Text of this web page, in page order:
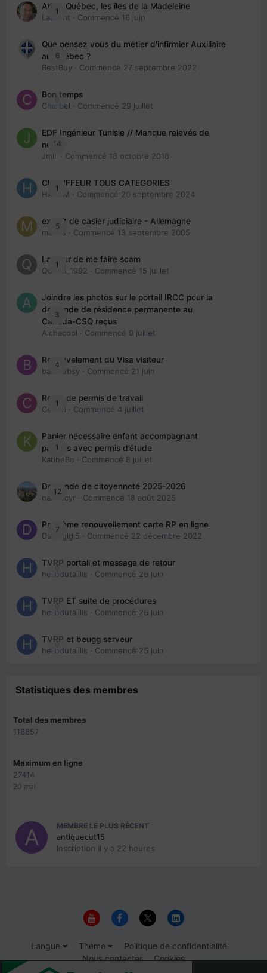
1
Arte : Québec, les îles de la Madeleine
Laurent · Commencé 16 juin
6
Que pensez vous du métier d'infirmier Auxiliaire
au Québec ?
BestBuy · Commencé 27 septembre 2022
0
Bon temps
Charbel · Commencé 29 juillet
14
EDE Ingénieur Tunisie // Manque relevés de
note
Jmili · Commencé 18 octobre 2018
1
CHAUFFEUR TOUS CATEGORIES
HAZEM · Commencé 20 septembre 2024
5
extrait de casier judiciaire - Allemagne
maries · Commencé 13 septembre 2005
1
La peur de me faire scam
Queen_1992 · Commencé 15 juillet
3
Joindre les photos sur le portail IRCC pour la
demande de résidence permanente au
Canada-CSQ reçus
Aichacool · Commencé 9 juillet
4
Renouvelement du Visa visiteur
babibubsy · Commencé 21 juin
1
Refus de permis de travail
Cedbri · Commencé 4 juillet
1
Papier nécessaire enfant accompagnant
parents avec permis d’étude
KarineBo · Commencé 8 juillet
12
Demande de citoyenneté 2025-2026
nanancyr · Commencé 18 août 2025
7
Problème renouvellement carte RP en ligne
Davidgigi5 · Commencé 22 décembre 2022
0
TVRP portail et message de retour
hellodutaillis · Commencé 26 juin
0
TVRP ET suite de procédures
hellodutaillis · Commencé 26 juin
0
TVRP et beugg serveur
hellodutaillis · Commencé 25 juin
Statistiques des membres
Total des membres
118857
Maximum en ligne
27414
20 mai
MEMBRE LE PLUS RÉCENT
antiquecut15
Inscription il y a 22 heures
Langue Thème
Politique de confidentialité
Nous contacter
Cookies